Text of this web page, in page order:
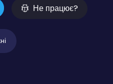
Не працює?